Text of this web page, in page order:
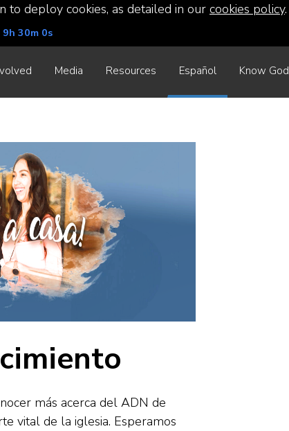
to deploy cookies, as detailed in our cookies policy.
29m 59s
Media Resources Español Know God
más acerca del ADN de
vital de la iglesia. Esperamos